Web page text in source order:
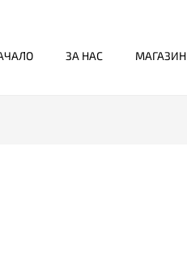
ЗА НАС МАГАЗИН